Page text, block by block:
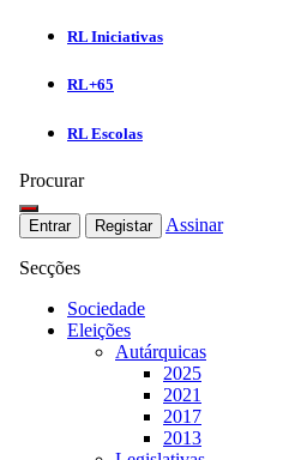
RL Iniciativas
RL+65
RL Escolas
Procurar
Entrar Registar Assinar
Secções
Sociedade
Eleições
Autárquicas
2025
2021
2017
2013